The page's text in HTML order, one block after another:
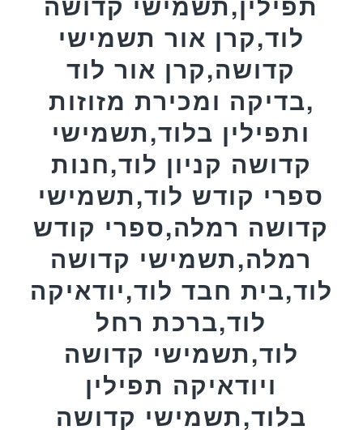
לוד,קרן אור תשמישי
קדושה,קרן אור לוד
,בדיקה ומכירת מזוזות
ותפילין בלוד,תשמישי
קדושה קניון לוד,חנות
ספרי קודש לוד,תשמישי
קדושה רמלה,ספרי קודש
רמלה,תשמישי קדושה
לוד,בית חבד לוד,יודאיקה
לוד,ברכת רחל
לוד,תשמישי קדושה
ויודאיקה תפילין
בלוד,תשמישי קדושה